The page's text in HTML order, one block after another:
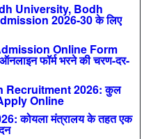
University, Bodh
2026-30 के लिए
Online Form
फॉर्म भरने की चरण-दर-
Recruitment 2026: कुल
Apply Online
कोयला मंत्रालय के तहत एक